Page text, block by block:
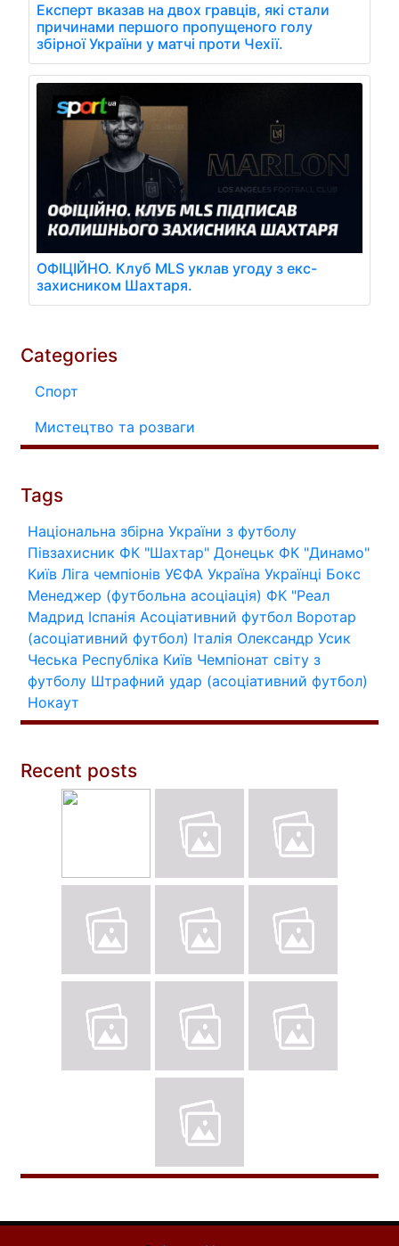
Експерт вказав на двох гравців, які стали
причинами першого пропущеного голу
збірної України у матчі проти Чехії.
ОФІЦІЙНО. Клуб MLS уклав угоду з екс-
захисником Шахтаря.
Categories
Спорт
Мистецтво та розваги
Tags
Національна збірна України з футболу
Півзахисник ФК "Шахтар" Донецьк ФК "Динамо"
Київ Ліга чемпіонів УЄФА Україна Українці Бокс
Менеджер (футбольна асоціація) ФК "Реал
Мадрид Іспанія Асоціативний футбол Воротар
(асоціативний футбол) Італія Олександр Усик
Чеська Республіка Київ Чемпіонат світу з
футболу Штрафний удар (асоціативний футбол)
Нокаут
Recent posts